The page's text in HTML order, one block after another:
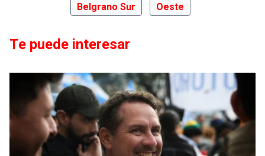
Belgrano Sur
Oeste
Te puede interesar